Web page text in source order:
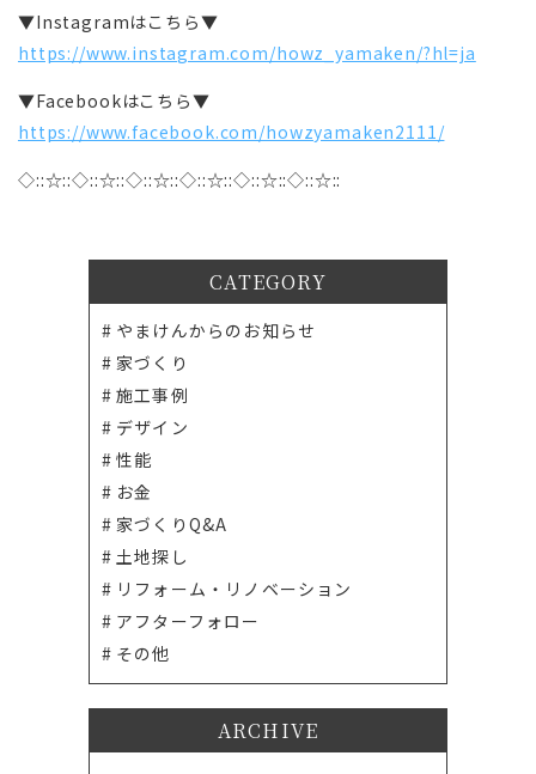
▼Instagramはこちら▼
https://www.instagram.com/howz_yamaken/?hl=ja
▼Facebookはこちら▼
https://www.facebook.com/howzyamaken2111/
◇::☆::◇::☆::◇::☆::◇::☆::◇::☆::◇::☆::
CATEGORY
やまけんからのお知らせ
家づくり
施工事例
デザイン
性能
お金
家づくりQ&A
土地探し
リフォーム・リノベーション
アフターフォロー
その他
ARCHIVE